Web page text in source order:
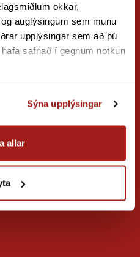
okkar,
auglýsingum sem munu
upplýsingar sem að þú
safnað í gegnum notkun
Sýna upplýsingar
allar
við flutningskerfið
563 9300
563 9309
1 1 2
Hafa samband
á Linkedin